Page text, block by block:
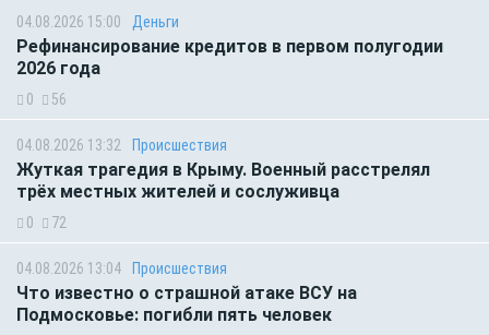
04.08.2026 15:00 Деньги
Рефинансирование кредитов в первом полугодии
2026 года
0 56
04.08.2026 13:32 Происшествия
Жуткая трагедия в Крыму. Военный расстрелял
трёх местных жителей и сослуживца
0 72
04.08.2026 13:04 Происшествия
Что известно о страшной атаке ВСУ на
Подмосковье: погибли пять человек